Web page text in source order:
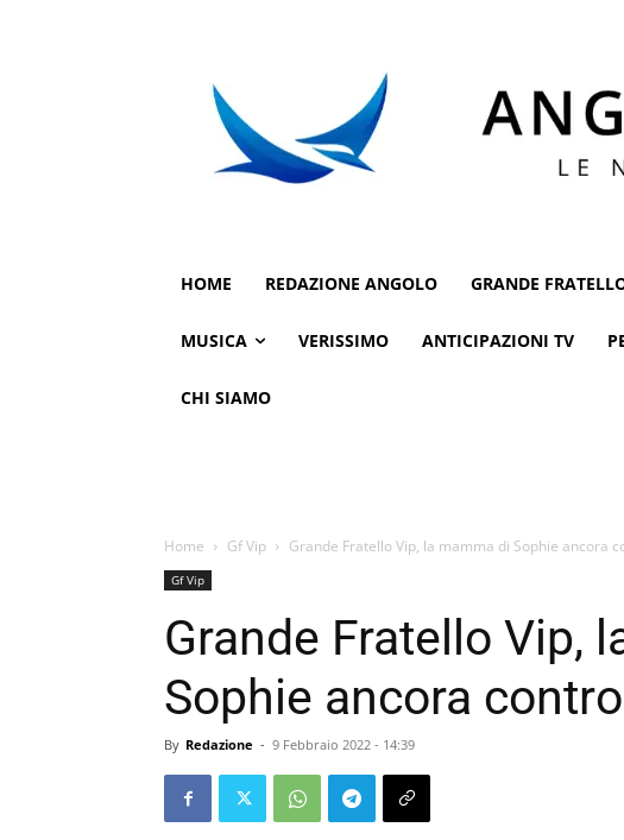
HOME REDAZIONE ANGOLO GRANDE
MUSICA VERISSIMO ANTICIPAZIONI TV
CHI SIAMO
Home Gf Vip Grande Fratello Vip, la mamma di Sophie ancora
Gf Vip
Grande Fratello Vip,
Sophie ancora
By Redazione - 9 Febbraio 2022 - 14:39